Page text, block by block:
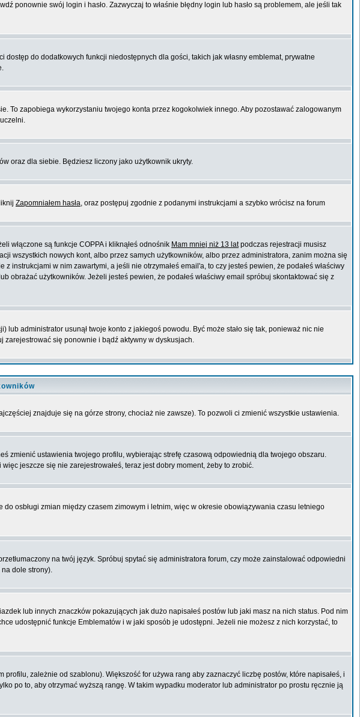
ponownie swój login i hasło. Zazwyczaj to właśnie błędny login lub hasło są problemem, ale jeśli tak
do dodatkowych funkcji niedostępnych dla gości, takich jak własny emblemat, prywatne
To zapobiega wykorzystaniu twojego konta przez kogokolwiek innego. Aby pozostawać zalogowanym
oraz dla siebie. Będziesz liczony jako użytkownik ukryty.
Zapomniałem hasła, oraz postępuj zgodnie z podanymi instrukcjami a szybko wrócisz na forum
włączone są funkcje COPPA i kliknąłeś odnośnik Mam mniej niż 13 latpodczas rejestracji musisz
wszystkich nowych kont, albo przez samych użytkowników, albo przez administratora, zanim można się
w nim zawartymi, a jeśli nie otrzymałeś email'a, to czy jesteś pewien, że podałeś właściwy
użytkowników. Jeżeli jesteś pewien, że podałeś właściwy email spróbuj skontaktować się z
administrator usunął twoje konto z jakiegoś powodu. Być może stało się tak, ponieważ nic nie
zarejestrować się ponownie i bądź aktywny w dyskusjach.
znajduje się na górze strony, chociaż nie zawsze). To pozwoli ci zmienić wszystkie ustawienia.
zmienić ustawienia twojego profilu, wybierając strefę czasową odpowiednią dla twojego obszaru.
jeszcze się nie zarejestrowałeś, teraz jest dobry moment, żeby to zrobić.
osbługi zmian między czasem zimowym i letnim, więc w okresie obowiązywania czasu letniego
na twój język. Spróbuj spytać się administratora forum, czy może zainstalować odpowiedni
dole strony).
lub innych znaczków pokazujących jak dużo napisałeś postów lub jaki masz na nich status. Pod nim
udostępnić funkcje Emblematów i w jaki sposób je udostępni. Jeżeli nie możesz z nich korzystać, to
zależnie od szablonu). Większość for używa rang aby zaznaczyć liczbę postów, które napisałeś, i
po to, aby otrzymać wyższą rangę. W takim wypadku moderator lub administrator po prostu ręcznie ją